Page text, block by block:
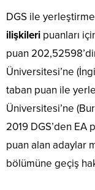
DGS ile
ilişkileri puanları
puan
Üniversitesi’ne
taban puan ile
Üniversitesi’ne
2019 DGS’den EA
puan alan adaylar
bölümüne geçiş